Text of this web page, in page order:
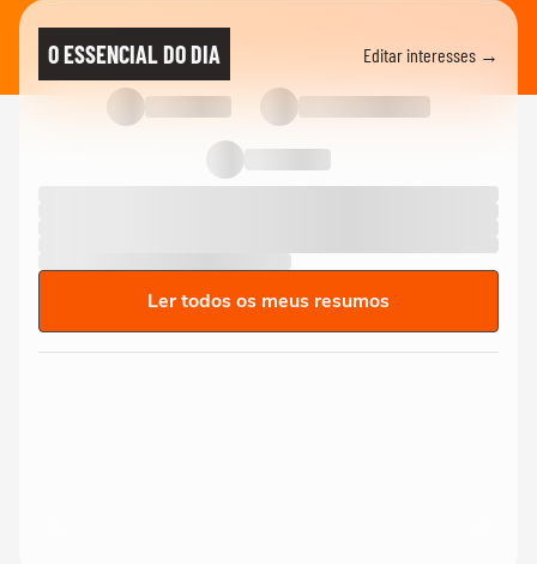
O ESSENCIAL DO DIA Editar interesses →
Ler todos os meus resumos